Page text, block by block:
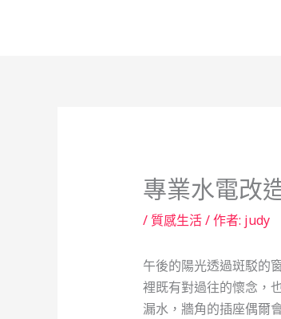
專業水電改
/ 質感生活/ 作者: judy
午後的陽光透過斑駁的
裡既有對過往的懷念，
漏水，牆角的插座偶爾